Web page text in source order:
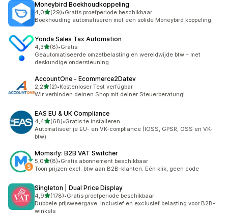
Moneybird Boekhoudkoppeling
4,0van 5 sterren
(29)
29 recensies in totaal
•Gratis proefperiode beschikbaar
Boekhouding automatiseren met een solide Moneybird koppeling
Yonda Sales Tax Automation
4,3van 5 sterren
(8)
8 recensies in totaal
•Gratis
Geautomatiseerde omzetbelasting en wereldwijde btw – met
deskundige ondersteuning
AccountOne ‑ Ecommerce2Datev
2,2van 5 sterren
(2)
2 recensies in totaal
•Kostenloser Test verfügbar
Wir verbinden deinen Shop mit deiner Steuerberatung!
EAS EU & UK Compliance
4,4van 5 sterren
(68)
68 recensies in totaal
•Gratis te installeren
Automatiseer je EU- en VK-compliance (IOSS, GPSR, OSS en VK-
btw)
Momsify: B2B VAT Switcher
5,0van 5 sterren
(8)
8 recensies in totaal
•Gratis abonnement beschikbaar
Toon prijzen excl. btw aan B2B-klanten. Eén klik, geen code
Singleton | Dual Price Display
4,9van 5 sterren
(178)
178 recensies in totaal
•Gratis proefperiode beschikbaar
Dubbele prijsweergave: inclusief en exclusief belasting voor B2B-
winkels